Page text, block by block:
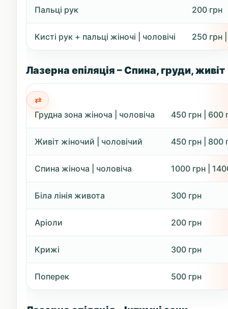
Пальці рук 200 грн
Кисті рук + пальці жіночі | чоловічі 250 грн
Лазерна епіляція – Спина, груди, живіт
Грудна зона жіноча | чоловіча 450 грн | 600
Живіт жіночий | чоловічий 450 грн | 800
Спина жіноча | чоловіча 1000 грн |
Біла лінія живота 300 грн
Аріоли 200 грн
Крижі 300 грн
Поперек 500 грн